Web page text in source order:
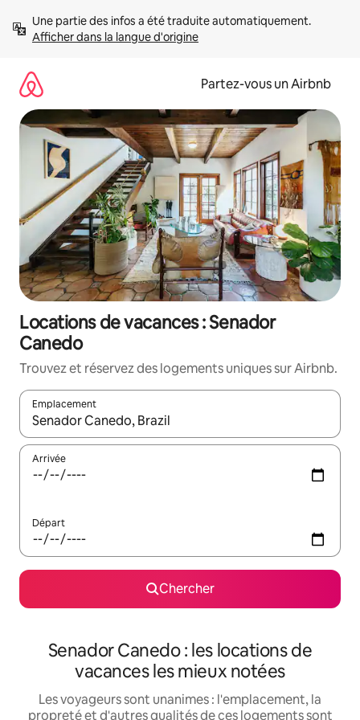
directement
Afficher dans la langue d'origine
Partez-vous un Airbnb
Locations de vacances : Senador
Canedo
Trouvez et réservez des logements uniques sur Airbnb.
Emplacement
Quand les résultats sont affichés, parcourez-les en utilisant
Arrivée
Départ
Chercher
Senador Canedo : les locations de
vacances les mieux notées
Les voyageurs sont unanimes : l'emplacement, la
propreté et d'autres qualités de ces logements sont